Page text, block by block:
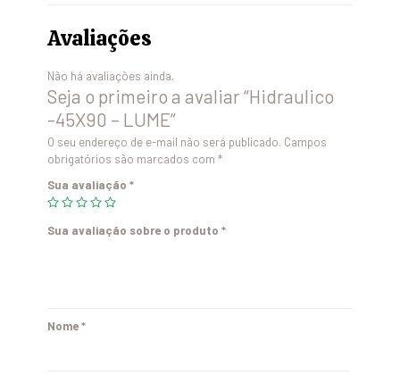
Avaliações
Não há avaliações ainda.
Seja o primeiro a avaliar “Hidraulico
-45X90 – LUME”
O seu endereço de e-mail não será publicado. Campos
obrigatórios são marcados com *
Sua avaliação *
Sua avaliação sobre o produto *
Nome*